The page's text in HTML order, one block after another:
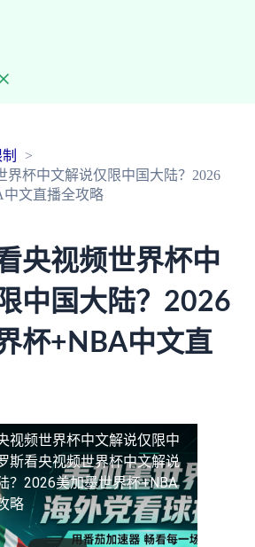
界杯中文解说仅限中国大陆？2026
文直播全攻略
央视频世界杯中
中国大陆？2026
杯+NBA中文直
视频世界杯中文解说仅限中
斯看央视频世界杯中文解说
？2026美加墨世界杯+NBA
略